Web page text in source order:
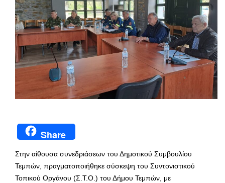
Share
Στην αίθουσα συνεδριάσεων του Δημοτικού Συμβουλίου
Τεμπών, πραγματοποιήθηκε σύσκεψη του Συντονιστικού
Τοπικού Οργάνου (Σ.Τ.Ο.) του Δήμου Τεμπών, με